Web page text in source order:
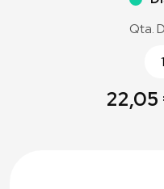
Qta.
22,05